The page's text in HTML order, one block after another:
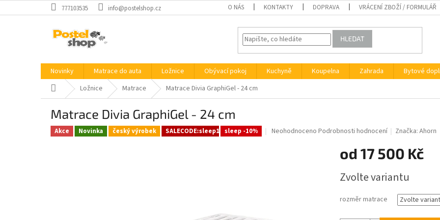
na
777103535 info@postelshop.cz O NÁS KONTAKTY DOPRAVA VRÁCENÍ ZBOŽÍ / FORMULÁŘ
HLEDAT
Novinky Matrace do auta Ložnice Obývací pokoj Kuchyně Koupelna Zahrada Bytové
Domů Ložnice Matrace Matrace Divia GraphiGel - 24 cm
Matrace Divia GraphiGel - 24 cm
Akce Novinka český výrobek SALECODE:sleep10:10:%sleep -10%
Průměrné
Neohodnoceno Podrobnosti hodnocení Značka:Ahorn
od 17 500 Kč
cena:
Zvolte variantu
rozměr matrace